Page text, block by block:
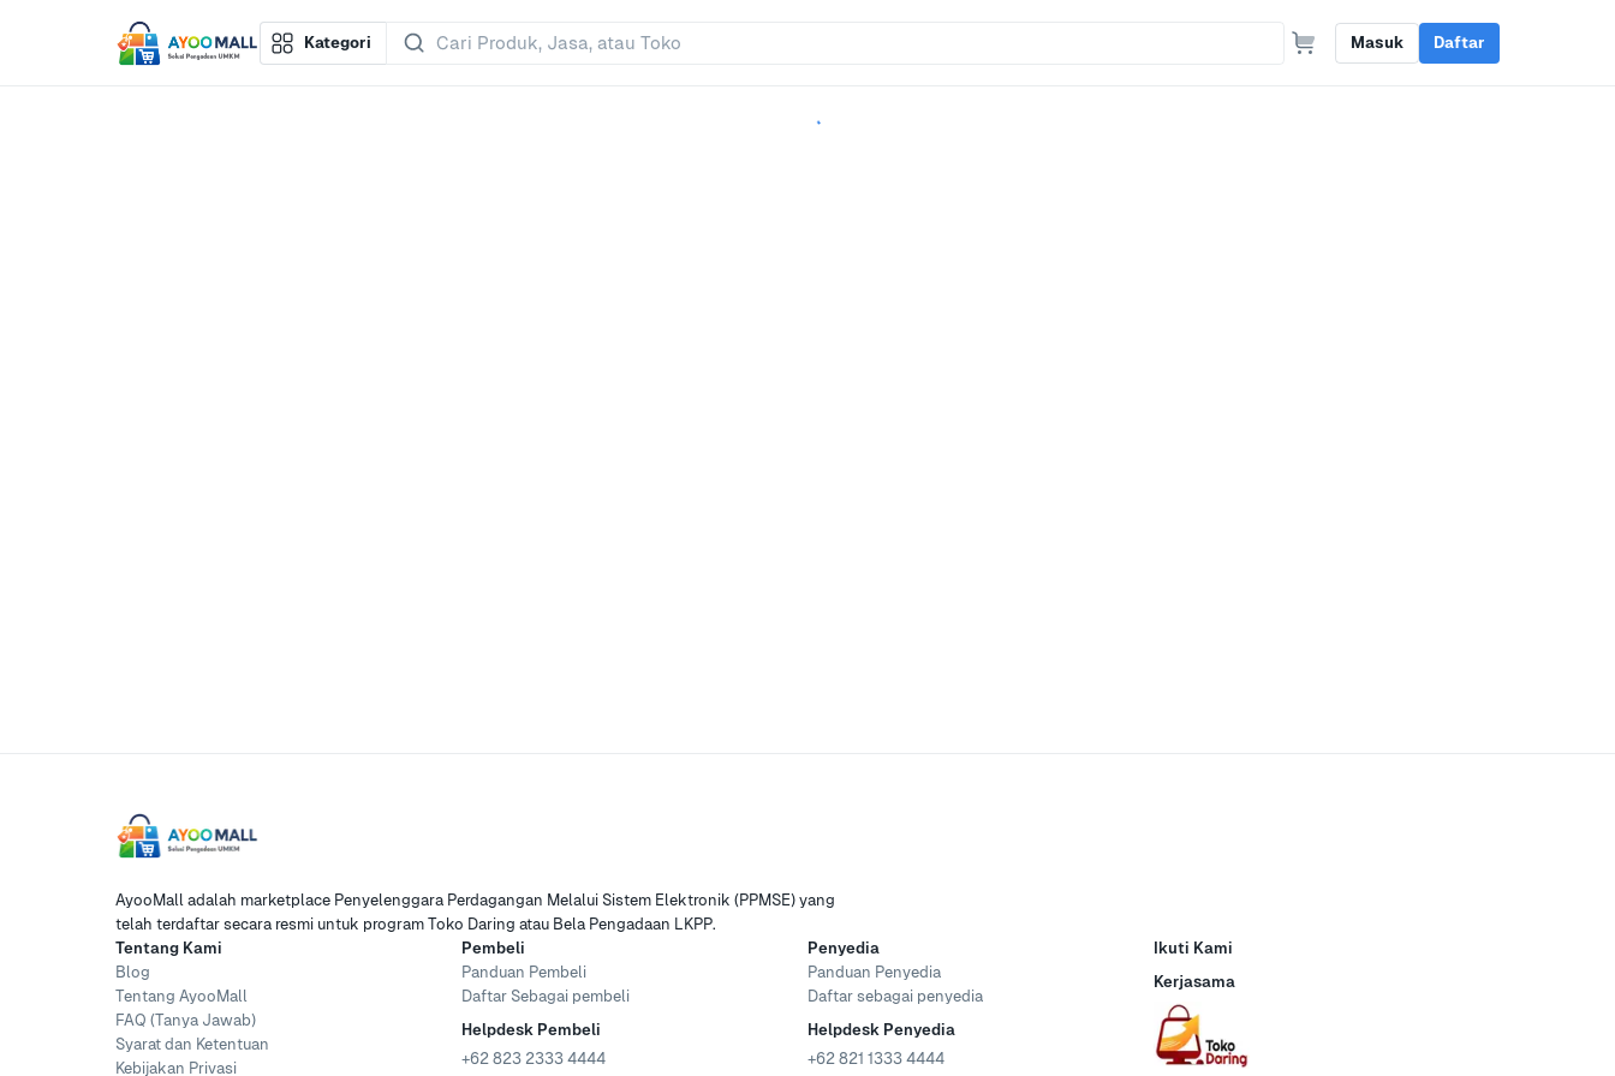
Kategori Masuk Daftar
AyooMall adalah marketplace Penyelenggara Perdagangan Melalui Sistem Elektronik (PPMSE) yang
telah terdaftar secara resmi untuk program Toko Daring atau Bela Pengadaan LKPP.
Tentang Kami
Blog
Tentang AyooMall
FAQ (Tanya Jawab)
Syarat dan Ketentuan
Kebijakan Privasi
Pembeli
Panduan Pembeli
Daftar Sebagai pembeli
Helpdesk Pembeli
+62 823 2333 4444
Penyedia
Panduan Penyedia
Daftar sebagai penyedia
Helpdesk Penyedia
+62 821 1333 4444
Ikuti Kami
Kerjasama